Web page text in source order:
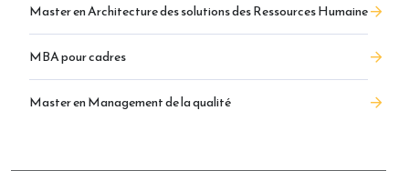
Master en Architecture des solutions des Ressources Humaine
MBA pour cadres
Master en Management de la qualité